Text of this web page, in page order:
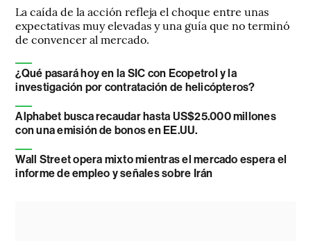
La caída de la acción refleja el choque entre unas
expectativas muy elevadas y una guía que no terminó
de convencer al mercado.
¿Qué pasará hoy en la SIC con Ecopetrol y la
investigación por contratación de helicópteros?
Alphabet busca recaudar hasta US$25.000 millones
con una emisión de bonos en EE.UU.
Wall Street opera mixto mientras el mercado espera el
informe de empleo y señales sobre Irán